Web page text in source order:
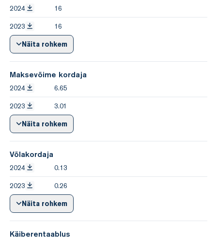
2024 16
2023 16
Näita rohkem
Maksevõime kordaja
2024 6.65
2023 3.01
Näita rohkem
Võlakordaja
2024 0.13
2023 0.26
Näita rohkem
Käiberentaablus